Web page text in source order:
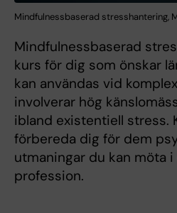
Mindfulnessbaserad stresshantering,
Mindfulnessbaserad
kurs för dig som önskar
kan användas vid
involverar hög
ibland existentiell stress.
förbereda dig för dem
utmaningar du kan möta
profession.